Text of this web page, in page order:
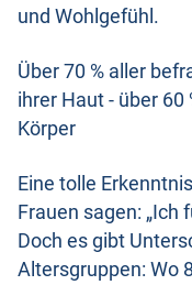
und Wohlgefühl.
Über 70 % aller
ihrer Haut - über
Körper
Eine tolle
Frauen sagen: „Ich
Doch es gibt
Altersgruppen: Wo